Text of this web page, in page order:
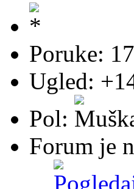
Poruke:
Ugled:
Pol:
Forum je